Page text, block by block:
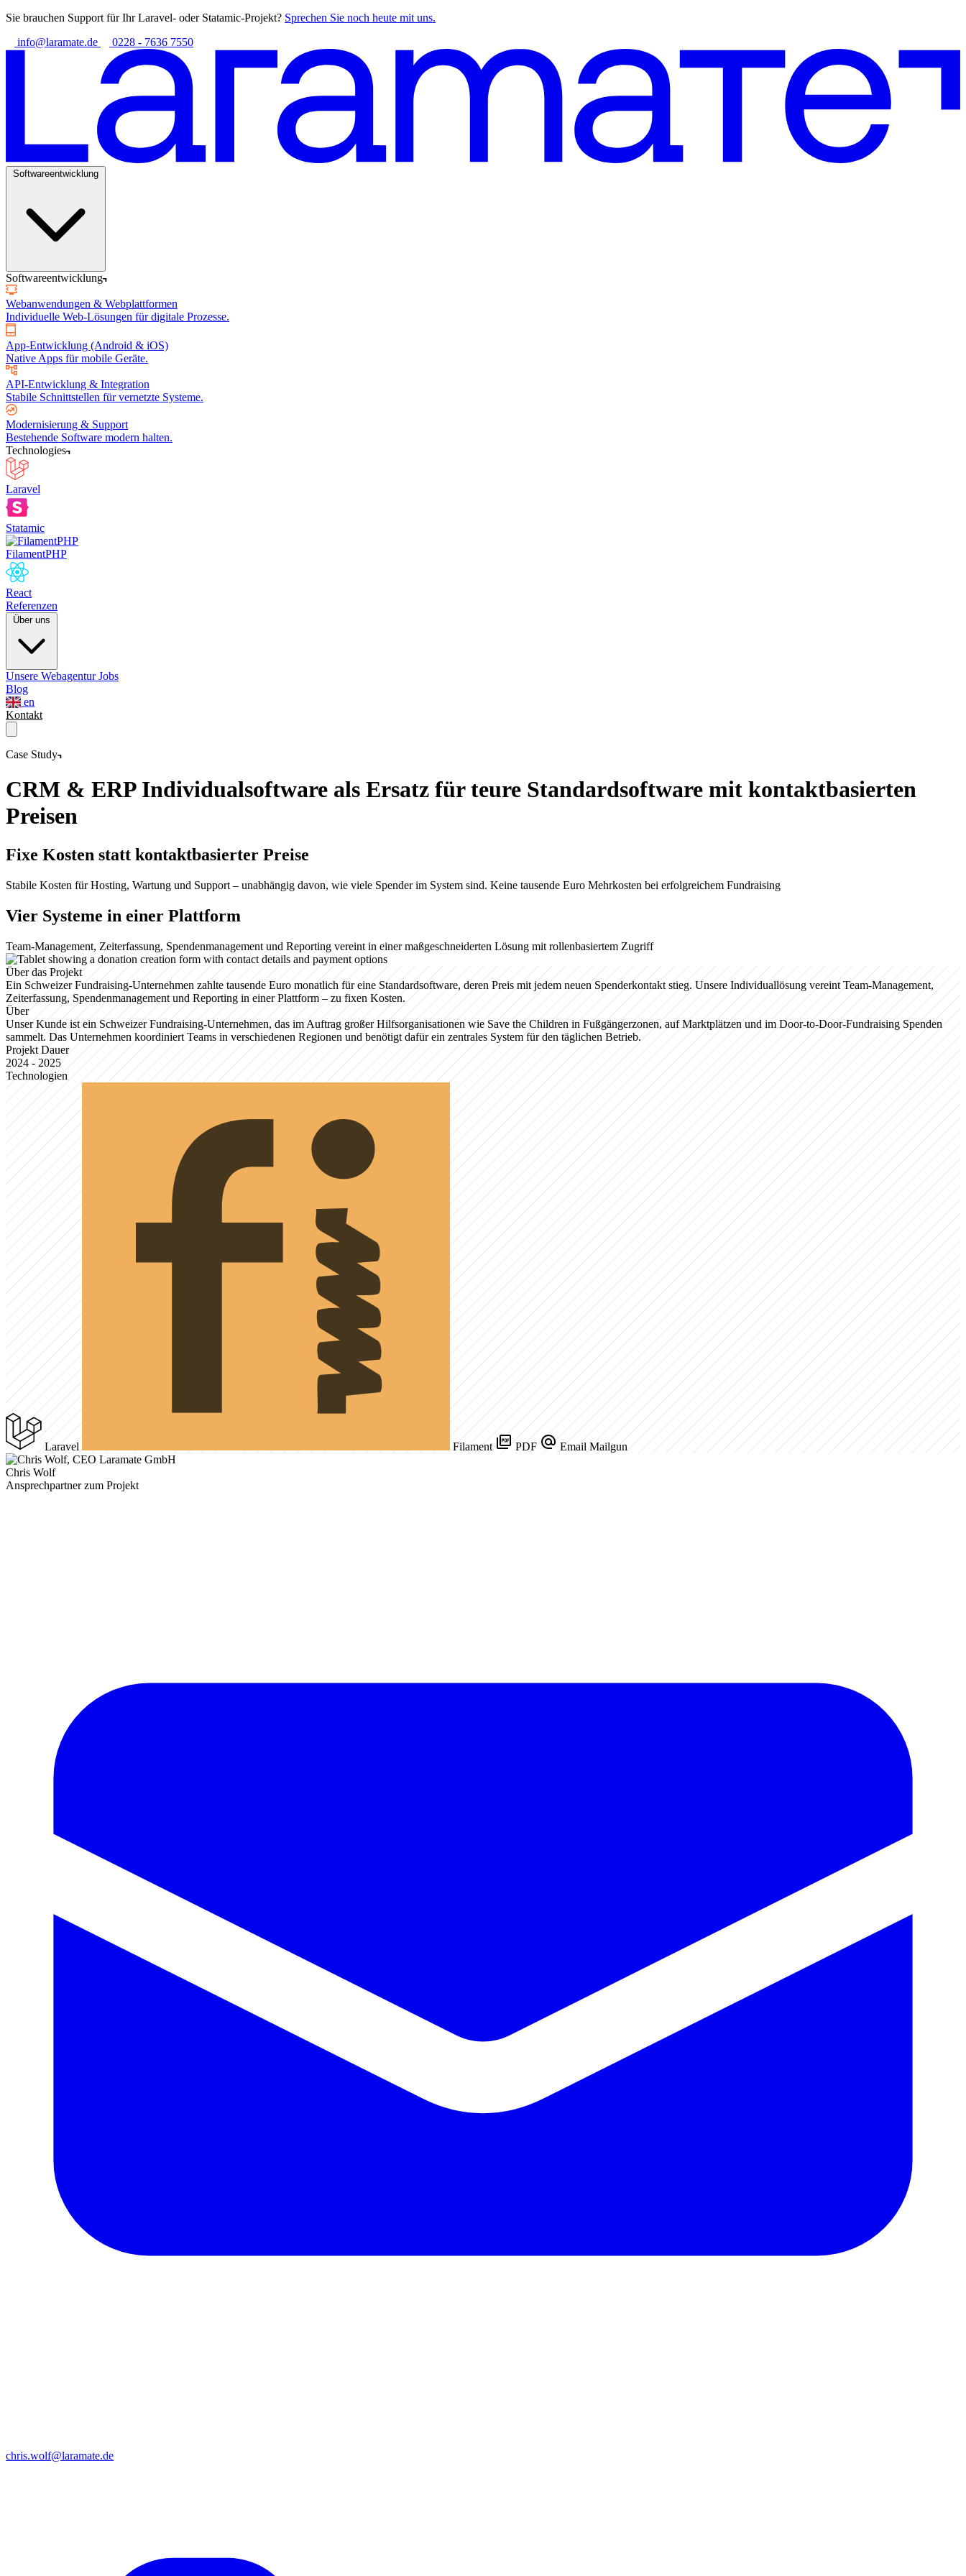
Sie brauchen Support für Ihr Laravel- oder Statamic-Projekt? Sprechen Sie noch heute mit uns.
info@laramate.de
0228 - 7636 7550
Softwareentwicklung
Softwareentwicklung
Webanwendungen & Webplattformen
Individuelle Web-Lösungen für digitale Prozesse.
App-Entwicklung (Android & iOS)
Native Apps für mobile Geräte.
API-Entwicklung & Integration
Stabile Schnittstellen für vernetzte Systeme.
Modernisierung & Support
Bestehende Software modern halten.
Technologies
Laravel
Statamic
FilamentPHP
React
Referenzen
Über uns
Unsere WebagenturJobs
Blog
en
Kontakt
Case Study
CRM & ERP Individualsoftware als Ersatz für teure Standardsoftware mit kontaktbasierten
Preisen
Fixe Kosten statt kontaktbasierter Preise
Stabile Kosten für Hosting, Wartung und Support – unabhängig davon, wie viele Spender im System sind. Keine tausende Euro Mehrkosten bei erfolgreichem Fundraising
Vier Systeme in einer Plattform
Team-Management, Zeiterfassung, Spendenmanagement und Reporting vereint in einer maßgeschneiderten Lösung mit rollenbasiertem Zugriff
Über das Projekt
Ein Schweizer Fundraising-Unternehmen zahlte tausende Euro monatlich für eine Standardsoftware, deren Preis mit jedem neuen Spenderkontakt stieg. Unsere Individuallösung vereint Team-Management,
Zeiterfassung, Spendenmanagement und Reporting in einer Plattform – zu fixen Kosten.
Über
Unser Kunde ist ein Schweizer Fundraising-Unternehmen, das im Auftrag großer Hilfsorganisationen wie Save the Children in Fußgängerzonen, auf Marktplätzen und im Door-to-Door-Fundraising Spenden
sammelt. Das Unternehmen koordiniert Teams in verschiedenen Regionen und benötigt dafür ein zentrales System für den täglichen Betrieb.
Projekt Dauer
2024 - 2025
Technologien
Laravel Filament PDF EmailMailgun
Chris Wolf
Ansprechpartner zum Projekt
chris.wolf@laramate.de